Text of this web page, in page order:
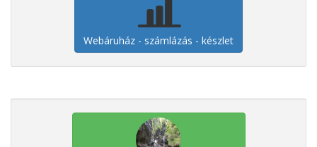
Webáruház - számlázás - készlet